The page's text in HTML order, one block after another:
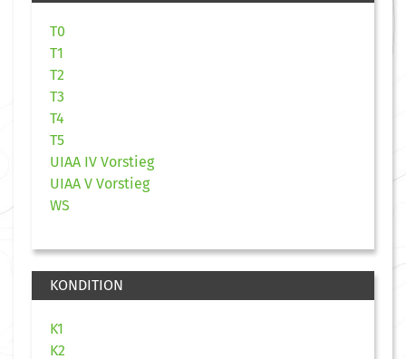
T0
T1
T2
T3
T4
T5
UIAA IV Vorstieg
UIAA V Vorstieg
WS
KONDITION
K1
K2